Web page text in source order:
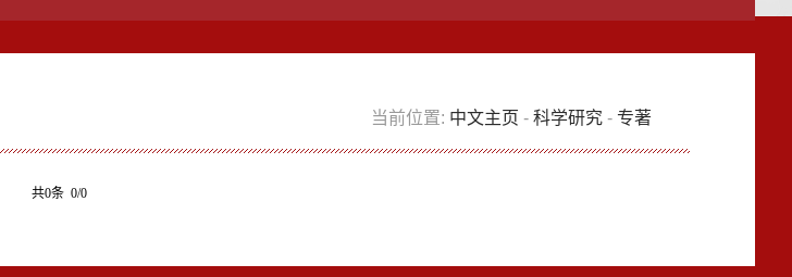
当前位置: 中文主页 -科学研究 - 专著
共0条 0/0